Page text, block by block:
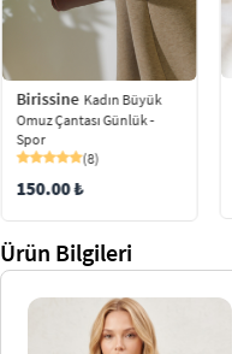
Birissine Kadın Büyük
Omuz Çantası Günlük -
Spor
(8)
150.00 ₺
Ürün Bilgileri